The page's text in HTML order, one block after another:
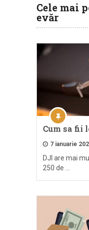
Cele mai
evăr
Cum sa fii
7 ianuarie
DJI are mai
250 de …